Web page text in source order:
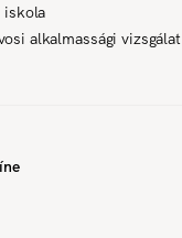
iskola
alkalmassági vizsgálat